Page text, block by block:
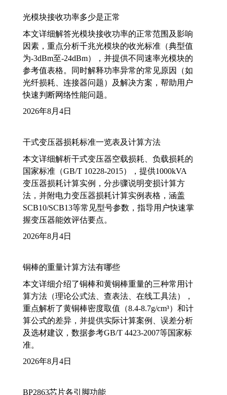
光模块接收功率多少是正常
本文详细解答光模块接收功率的正常范围及影响
因素，重点分析千兆光模块的收光标准（典型值
为-3dBm至-24dBm），并提供不同速率光模块的
参考值表格。同时解释功率异常的常见原因（如
光纤损耗、连接器问题）及解决方案，帮助用户
快速判断网络性能问题。
2026年8月4日
干式变压器损耗标准一览表及计算方法
本文详细解析干式变压器空载损耗、负载损耗的
国家标准（GB/T 10228-2015），提供1000kVA
变压器损耗计算实例，分步骤说明变损计算方
法，并附电力变压器损耗计算实例表格，涵盖
SCB10/SCB13等常见型号参数，指导用户快速掌
握变压器能效评估要点。
2026年8月4日
铜棒的重量计算方法有哪些
本文详细介绍了铜棒和黄铜棒重量的三种常用计
算方法（理论公式法、查表法、在线工具法），
重点解析了黄铜棒密度取值（8.4-8.7g/cm³）和计
算公式的差异，并提供实际计算案例、误差分析
及选材建议，数据参考GB/T 4423-2007等国家标
准。
2026年8月4日
BP2863芯片各引脚功能